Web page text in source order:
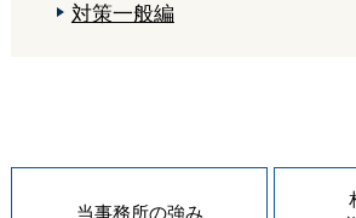
対策一般編
当事務所の強み